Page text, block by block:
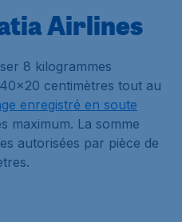
Airlines
8 kilogrammes
centimètres tout au
enregistré en soute
maximum. La somme
autorisées par pièce de